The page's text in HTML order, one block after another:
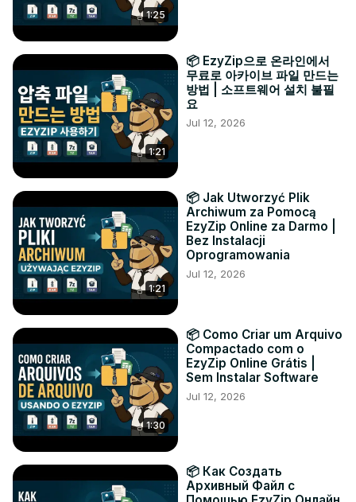
1:25
1:21
📦 EzyZip으로 온라인에서
무료로 아카이브 파일 만드는
방법 | 소프트웨어 설치 불필
요
Jul 12, 2026
1:21
📦 Jak Utworzyć Plik
Archiwum za Pomocą
EzyZip Online za Darmo |
Bez Instalacji
Oprogramowania
Jul 12, 2026
1:30
📦 Como Criar um Arquivo
Compactado com o
EzyZip Online Grátis |
Sem Instalar Software
Jul 12, 2026
📦 Как Создать
Архивный Файл с